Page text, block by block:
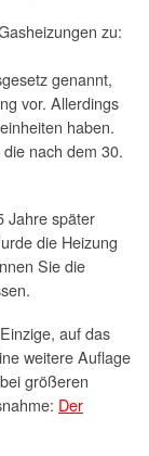
zu:
genannt,
vor. Allerdings
haben.
nach dem 30.
Jahre später
die Heizung
Sie die
auf das
weitere Auflage
größeren
Der